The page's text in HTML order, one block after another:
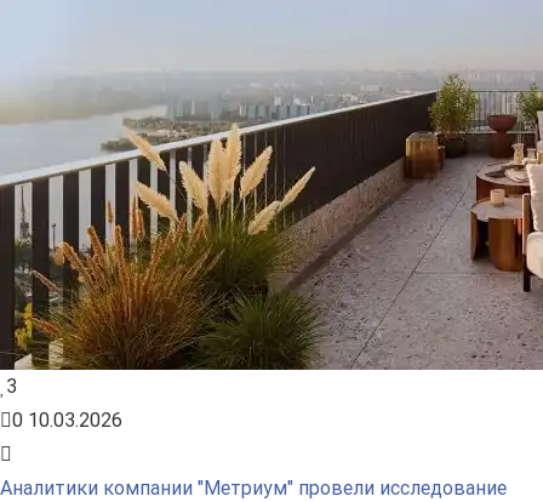
3
0 10.03.2026
Аналитики компании "Метриум" провели исследование